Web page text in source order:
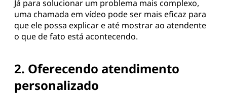
Já para solucionar um problema mais complexo,
uma chamada em vídeo pode ser mais eficaz para
que ele possa explicar e até mostrar ao atendente
o que de fato está acontecendo.
2. Oferecendo atendimento
personalizado